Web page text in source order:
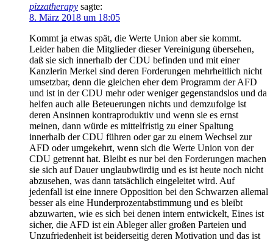
pizzatherapy sagte:
8. März 2018 um 18:05
Kommt ja etwas spät, die Werte Union aber sie kommt.
Leider haben die Mitglieder dieser Vereinigung übersehen,
daß sie sich innerhalb der CDU befinden und mit einer
Kanzlerin Merkel sind deren Forderungen mehrheitlich nicht
umsetzbar, denn die gleichen eher dem Programm der AFD
und ist in der CDU mehr oder weniger gegenstandslos und da
helfen auch alle Beteuerungen nichts und demzufolge ist
deren Ansinnen kontraproduktiv und wenn sie es ernst
meinen, dann würde es mittelfristig zu einer Spaltung
innerhalb der CDU führen oder gar zu einem Wechsel zur
AFD oder umgekehrt, wenn sich die Werte Union von der
CDU getrennt hat. Bleibt es nur bei den Forderungen machen
sie sich auf Dauer unglaubwürdig und es ist heute noch nicht
abzusehen, was dann tatsächlich eingeleitet wird. Auf
jedenfall ist eine innere Opposition bei den Schwarzen allemal
besser als eine Hunderprozentabstimmung und es bleibt
abzuwarten, wie es sich bei denen intern entwickelt, Eines ist
sicher, die AFD ist ein Ableger aller großen Parteien und
Unzufriedenheit ist beiderseitig deren Motivation und das ist